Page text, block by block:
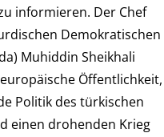
informieren. Der Chef
Demokratischen
Muhiddin Sheikhali
Öffentlichkeit,
Politik des türkischen
einen drohenden Krieg